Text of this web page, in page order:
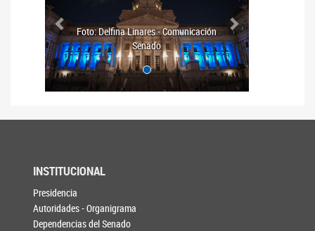
Foto: Delfina Linares - Comunicación
Senado
INSTITUCIONAL
Presidencia
Autoridades - Organigrama
Dependencias del Senado